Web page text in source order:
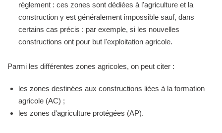
règlement : ces zones sont dédiées à l'agriculture et la
construction y est généralement impossible sauf, dans
certains cas précis : par exemple, si les nouvelles
constructions ont pour but l'exploitation agricole.
Parmi les différentes zones agricoles, on peut citer :
les zones destinées aux constructions liées à la formation
agricole (AC) ;
les zones d'agriculture protégées (AP).